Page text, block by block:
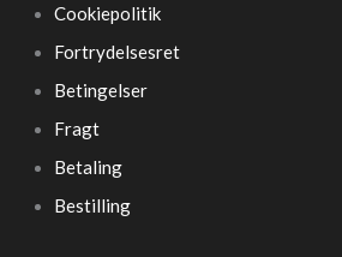
Cookiepolitik
Fortrydelsesret
Betingelser
Fragt
Betaling
Bestilling